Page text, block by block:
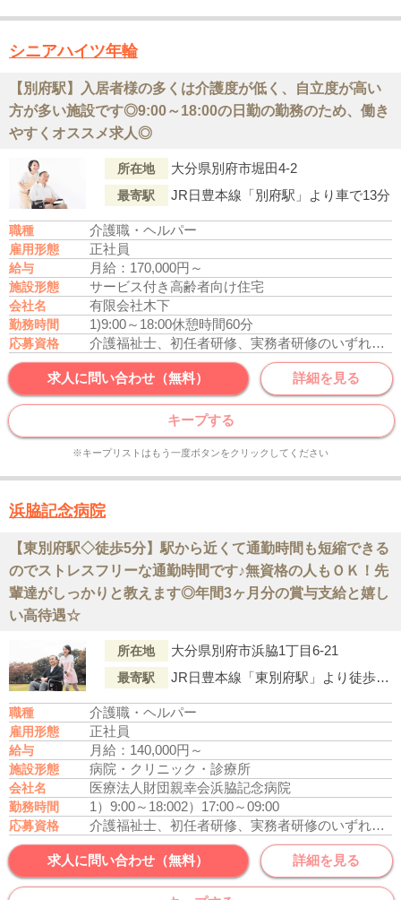
シニアハイツ年輪
【別府駅】入居者様の多くは介護度が低く、自立度が高い
方が多い施設です◎9:00～18:00の日勤の勤務のため、働き
やすくオススメ求人◎
所在地 大分県別府市堀田4-2
最寄駅 JR日豊本線「別府駅」より車で13分
職種 介護職・ヘルパー
雇用形態 正社員
給与 月給：170,000円～
施設形態 サービス付き高齢者向け住宅
会社名 有限会社木下
勤務時間 1)9:00～18:00休憩時間60分
応募資格 介護福祉士、初任者研修、実務者研修のいずれかの資格をお持ちの方
求人に問い合わせ（無料） 詳細を見る
キープする
※キープリストはもう一度ボタンをクリックしてください
浜脇記念病院
【東別府駅◇徒歩5分】駅から近くて通勤時間も短縮できる
のでストレスフリーな通勤時間です♪無資格の人もＯＫ！先
輩達がしっかりと教えます◎年間3ヶ月分の賞与支給と嬉し
い高待遇☆
所在地 大分県別府市浜脇1丁目6-21
最寄駅 JR日豊本線「東別府駅」より徒歩5分
職種 介護職・ヘルパー
雇用形態 正社員
給与 月給：140,000円～
施設形態 病院・クリニック・診療所
会社名 医療法人財団親幸会浜脇記念病院
勤務時間 1）9:00～18:002）17:00～09:00
応募資格 介護福祉士、初任者研修、実務者研修のいずれかの資格をお持ちの方
求人に問い合わせ（無料） 詳細を見る